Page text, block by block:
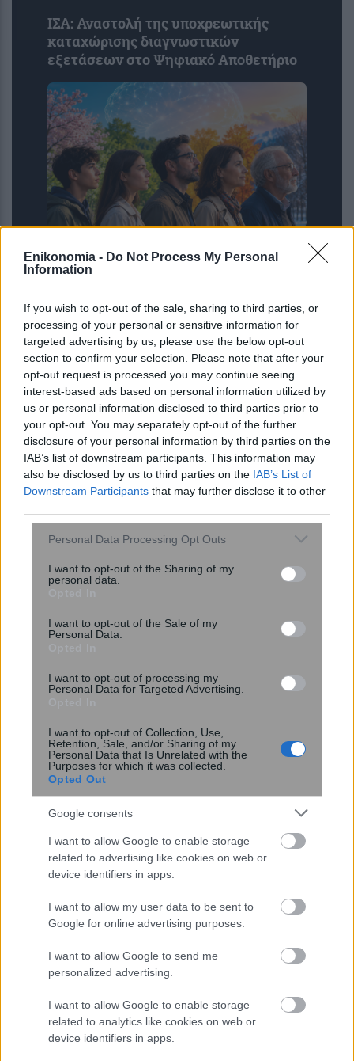
Enikonomia - Do Not Process My Personal
Information
If you wish to opt-out of the sale, sharing to third parties, or
processing of your personal or sensitive information for
targeted advertising by us, please use the below opt-out
section to confirm your selection. Please note that after your
opt-out request is processed you may continue seeing
interest-based ads based on personal information utilized by
us or personal information disclosed to third parties prior to
your opt-out. You may separately opt-out of the further
disclosure of your personal information by third parties on the
IAB’s list of downstream participants. This information may
also be disclosed by us to third parties on the IAB’s List of
Downstream Participants that may further disclose it to other
Please note that this website/app uses one or more Google
not limited to your visit or usage behaviour. You may click to
grant or deny consent to Google and its third-party tags to
consent section.
Personal Data Processing Opt Outs
I want to opt-out of the Sharing of my
personal data.
I want to opt-out of the Sale of my
Personal Data.
I want to opt-out of processing my
Personal Data for Targeted Advertising.
I want to opt-out of Collection, Use,
Retention, Sale, and/or Sharing of my
Personal Data that Is Unrelated with the
Purposes for which it was collected.
Opted Out
Google consents
I want to allow Google to enable storage
related to advertising like cookies on web or
device identifiers in apps.
I want to allow my user data to be sent to
Google for online advertising purposes.
I want to allow Google to send me
personalized advertising.
I want to allow Google to enable storage
related to analytics like cookies on web or
device identifiers in apps.
ΙΣΑ: Αναστολή της υποχρεωτικής
καταχώρισης διαγνωστικών
εξετάσεων στο Ψηφιακό Αποθετήριο
Σε ποια ηλικία ο εγκέφαλος είναι στα
καλύτερά του; Η απρόσμενη
Πλούτωνας: Η ατμόσφαιρά του
συρρικνώνεται καθώς απομακρύνεται
από τον Ήλιο
Η τεχνητή νοημοσύνη του Google
Maps αναλαμβάνει παραγγελίες
φαγητού
περισσότερα
, 7 Αυγούστου 2026 || Οικονομία